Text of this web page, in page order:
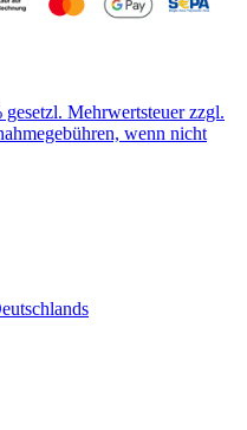
Mehrwertsteuer zzgl.
wenn nicht